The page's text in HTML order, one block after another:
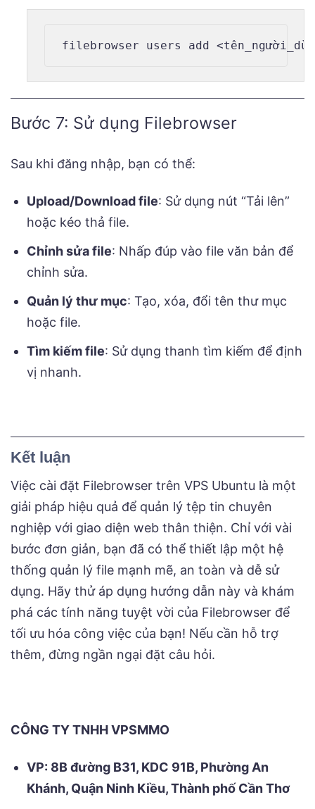
Bước 7: Sử dụng Filebrowser
Sau khi đăng nhập, bạn có thể:
Upload/Download file: Sử dụng nút “Tải lên”
hoặc kéo thả file.
Chỉnh sửa file: Nhấp đúp vào file văn bản để
chỉnh sửa.
Quản lý thư mục: Tạo, xóa, đổi tên thư mục
hoặc file.
Tìm kiếm file: Sử dụng thanh tìm kiếm để định
vị nhanh.
Kết luận
Việc cài đặt Filebrowser trên VPS Ubuntu là một
giải pháp hiệu quả để quản lý tệp tin chuyên
nghiệp với giao diện web thân thiện. Chỉ với vài
bước đơn giản, bạn đã có thể thiết lập một hệ
thống quản lý file mạnh mẽ, an toàn và dễ sử
dụng. Hãy thử áp dụng hướng dẫn này và khám
phá các tính năng tuyệt vời của Filebrowser để
tối ưu hóa công việc của bạn! Nếu cần hỗ trợ
thêm, đừng ngần ngại đặt câu hỏi.
CÔNG TY TNHH VPSMMO
VP: 8B đường B31, KDC 91B, Phường An
Khánh, Quận Ninh Kiều, Thành phố Cần Thơ